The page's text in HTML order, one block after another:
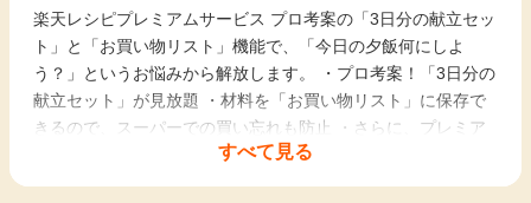
すべて見る
楽天レシピプレミアムサービス プロ考案の「3日分の献立セッ
ト」と「お買い物リスト」機能で、「今日の夕飯何にしよ
う？」というお悩みから解放します。 ・プロ考案！「3日分の
献立セット」が見放題 ・材料を「お買い物リスト」に保存で
きるので、スーパーでの買い忘れも防止 ・さらに、プレミア
ムサービス会員のみが使える「楽天サービスの限定クーポン」